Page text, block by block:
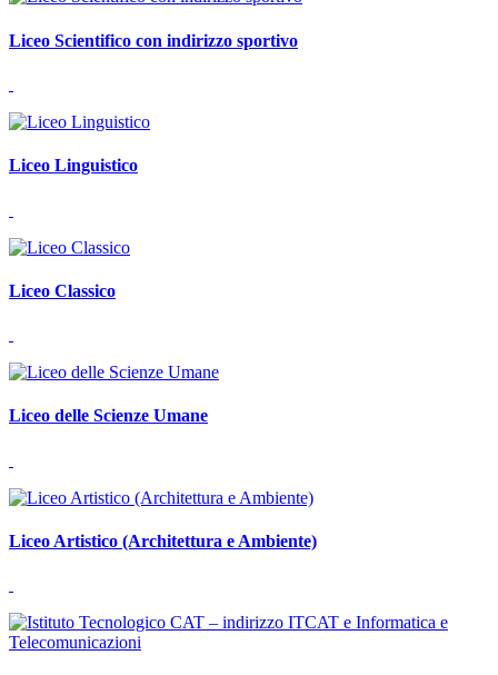
Liceo Scientifico con indirizzo sportivo
Liceo Linguistico
Liceo Classico
Liceo delle Scienze Umane
Liceo Artistico (Architettura e Ambiente)